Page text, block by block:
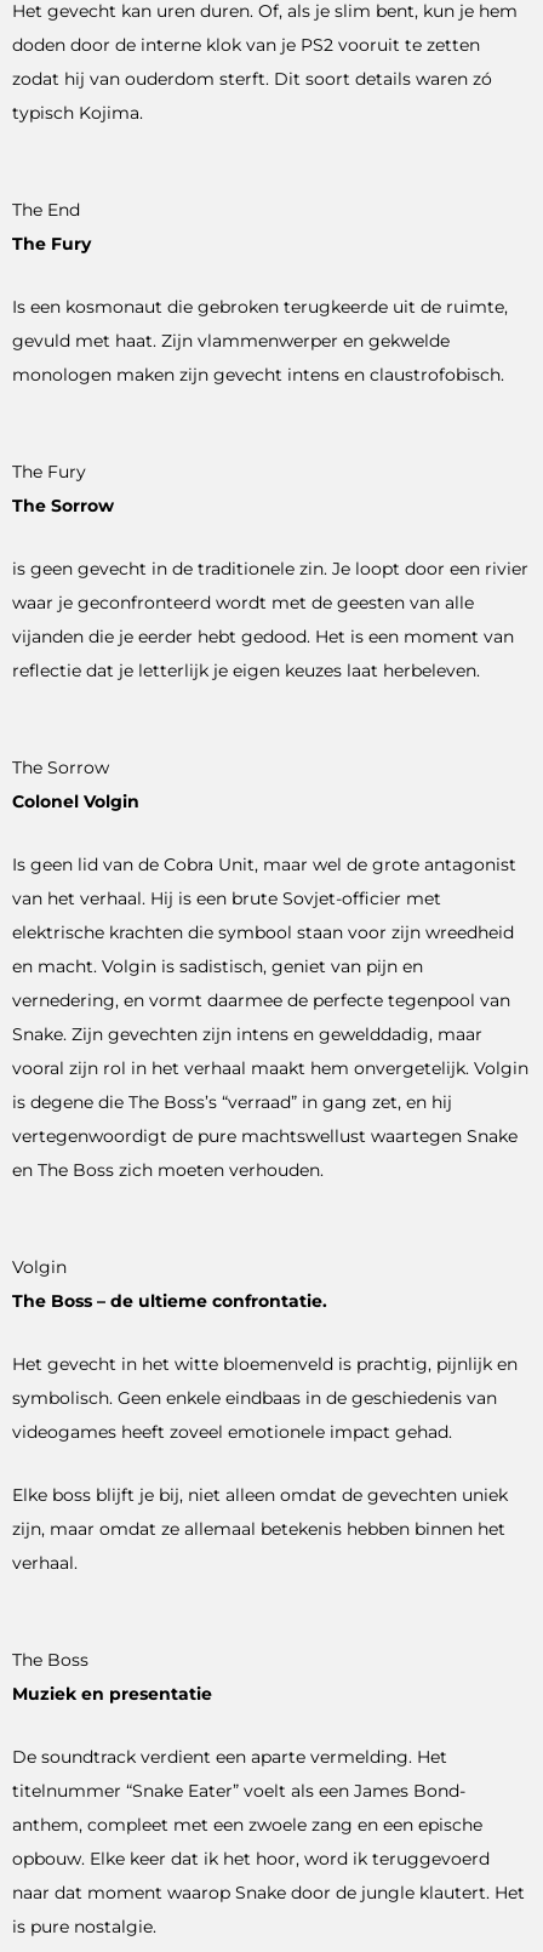
Het gevecht kan uren duren. Of, als je slim bent, kun je hem
doden door de interne klok van je PS2 vooruit te zetten
zodat hij van ouderdom sterft. Dit soort details waren zó
typisch Kojima.
The End
The Fury
Is een kosmonaut die gebroken terugkeerde uit de ruimte,
gevuld met haat. Zijn vlammenwerper en gekwelde
monologen maken zijn gevecht intens en claustrofobisch.
The Fury
The Sorrow
is geen gevecht in de traditionele zin. Je loopt door een rivier
waar je geconfronteerd wordt met de geesten van alle
vijanden die je eerder hebt gedood. Het is een moment van
reflectie dat je letterlijk je eigen keuzes laat herbeleven.
The Sorrow
Colonel Volgin
Is geen lid van de Cobra Unit, maar wel de grote antagonist
van het verhaal. Hij is een brute Sovjet-officier met
elektrische krachten die symbool staan voor zijn wreedheid
en macht. Volgin is sadistisch, geniet van pijn en
vernedering, en vormt daarmee de perfecte tegenpool van
Snake. Zijn gevechten zijn intens en gewelddadig, maar
vooral zijn rol in het verhaal maakt hem onvergetelijk. Volgin
is degene die The Boss’s “verraad” in gang zet, en hij
vertegenwoordigt de pure machtswellust waartegen Snake
en The Boss zich moeten verhouden.
Volgin
The Boss – de ultieme confrontatie.
Het gevecht in het witte bloemenveld is prachtig, pijnlijk en
symbolisch. Geen enkele eindbaas in de geschiedenis van
videogames heeft zoveel emotionele impact gehad.
Elke boss blijft je bij, niet alleen omdat de gevechten uniek
zijn, maar omdat ze allemaal betekenis hebben binnen het
verhaal.
The Boss
Muziek en presentatie
De soundtrack verdient een aparte vermelding. Het
titelnummer “Snake Eater” voelt als een James Bond-
anthem, compleet met een zwoele zang en een epische
opbouw. Elke keer dat ik het hoor, word ik teruggevoerd
naar dat moment waarop Snake door de jungle klautert. Het
is pure nostalgie.